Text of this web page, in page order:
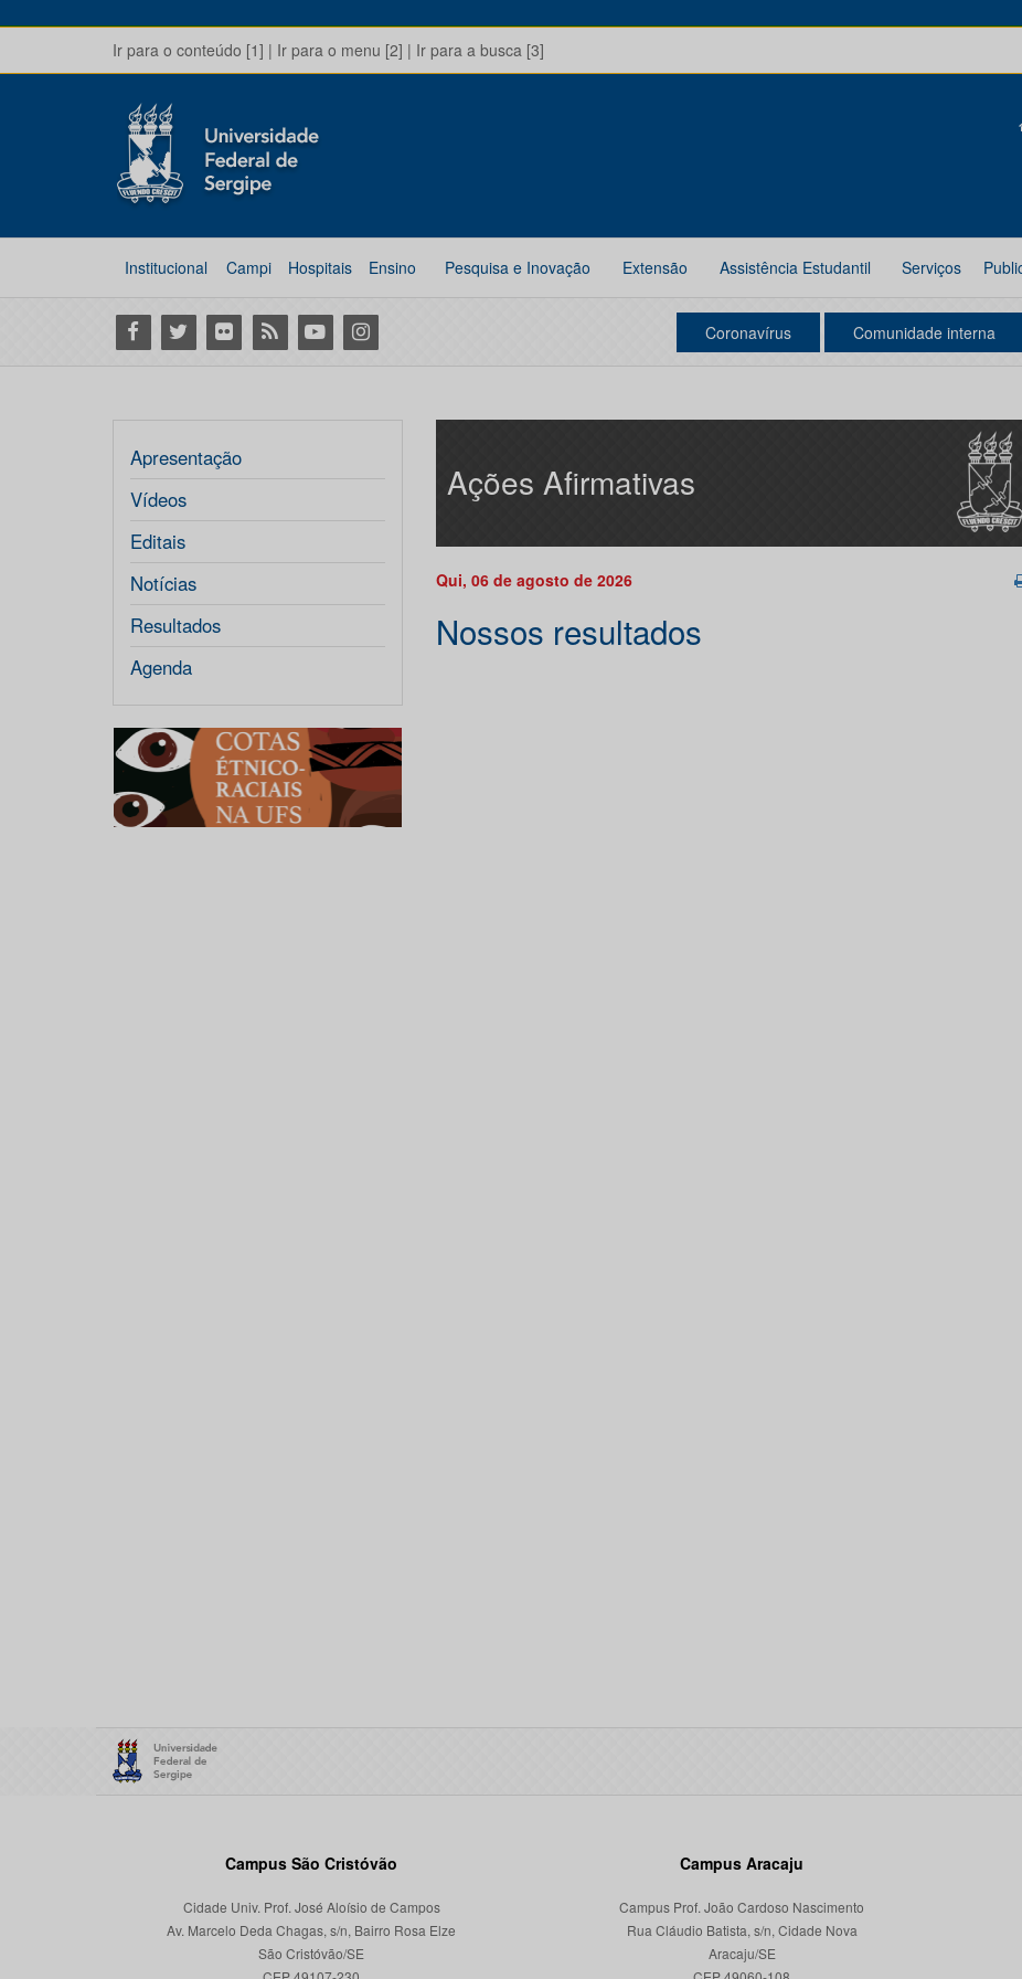
Ir para o conteúdo [1] | Ir para o menu [2] | Ir para a busca [3]
Institucional Campi Hospitais Ensino Pesquisa e Inovação Extensão Assistência Estudantil Serviços
Facebook
Twitter Flickr RSS YoutubeInstagram Coronavírus Comunidade interna
Apresentação
Vídeos
Editais
Notícias
Resultados
Agenda
Ações Afirmativas
Qui, 06 de agosto de 2026
Nossos resultados
Campus São Cristóvão
Cidade Univ. Prof. José Aloísio de Campos
Av. Marcelo Deda Chagas, s/n, Bairro Rosa Elze
São Cristóvão/SE
Campus Aracaju
Campus Prof. João Cardoso Nascimento
Rua Cláudio Batista, s/n, Cidade Nova
Aracaju/SE